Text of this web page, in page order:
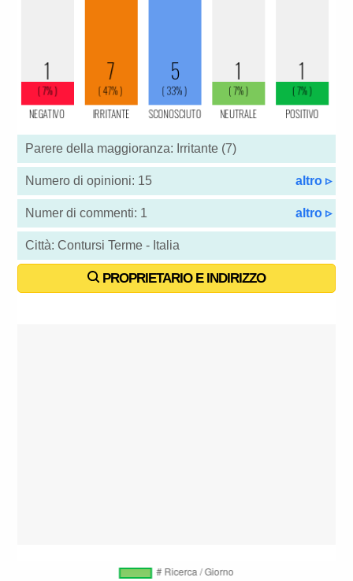
Parere della maggioranza: Irritante (7)
Numero di opinioni: 15 altro ▹
Numer di commenti: 1 altro ▹
Città: Contursi Terme - Italia
PROPRIETARIO E INDIRIZZO